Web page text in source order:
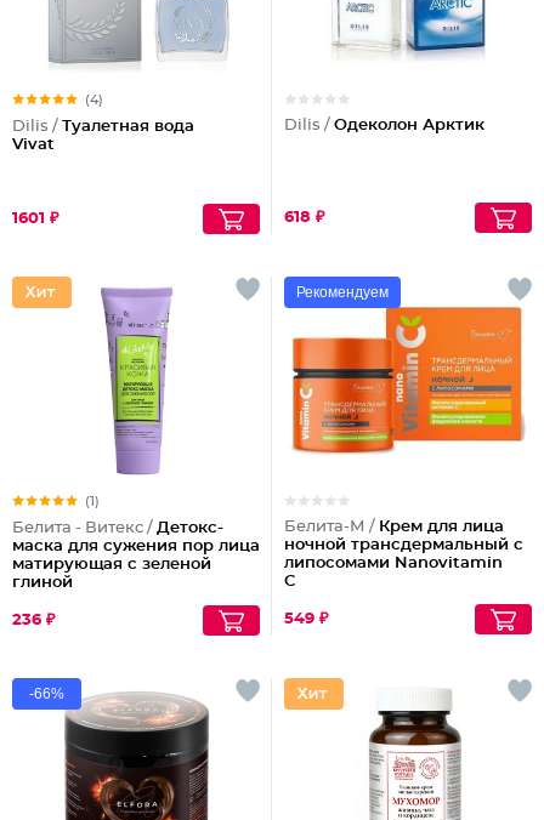
(4)
Dilis / Туалетная вода
Vivat
1601 ₽
Dilis / Одеколон Арктик
618 ₽
(1)
Белита - Витекс / Детокс-
маска для сужения пор лица
матирующая с зеленой
глиной
236 ₽
Рекомендуем
Белита-М / Крем для лица
ночной трансдермальный с
липосомами Nanovitamin
С
549 ₽
-66%